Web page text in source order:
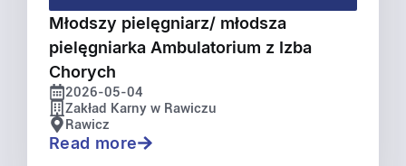
Młodszy pielęgniarz/ młodsza
pielęgniarka Ambulatorium z Izba
Chorych
2026-05-04
Zakład Karny w Rawiczu
Rawicz
Read more